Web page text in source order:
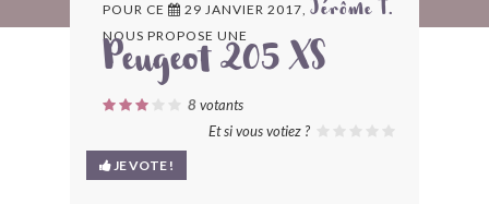
ARCHIVES
LES CONTRIBUTEURS
LE BLOG
POUR CE 29 JANVIER 2017, Jérôme T.
NOUS PROPOSE UNE
Peugeot 205 XS
8 votants
Et si vous votiez ?
JE VOTE !